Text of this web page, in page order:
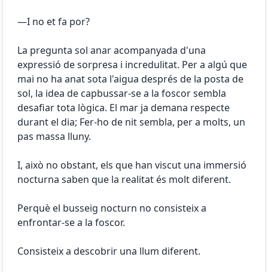
—I no et fa por?
La pregunta sol anar acompanyada d'una
expressió de sorpresa i incredulitat. Per a algú que
mai no ha anat sota l'aigua després de la posta de
sol, la idea de capbussar-se a la foscor sembla
desafiar tota lògica. El mar ja demana respecte
durant el dia; Fer-ho de nit sembla, per a molts, un
pas massa lluny.
I, això no obstant, els que han viscut una immersió
nocturna saben que la realitat és molt diferent.
Perquè el busseig nocturn no consisteix a
enfrontar-se a la foscor.
Consisteix a descobrir una llum diferent.